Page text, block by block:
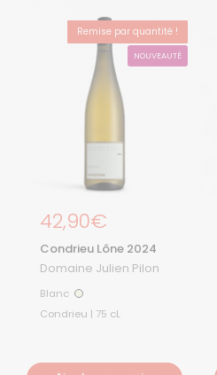
Remise par quantité !
COUP DE CŒUR
NOUVEAUTÉ
Prix régulier
42,90€
Condrieu Lône 2024
Domaine Julien Pilon
Blanc Blanc
Condrieu | 75 cL